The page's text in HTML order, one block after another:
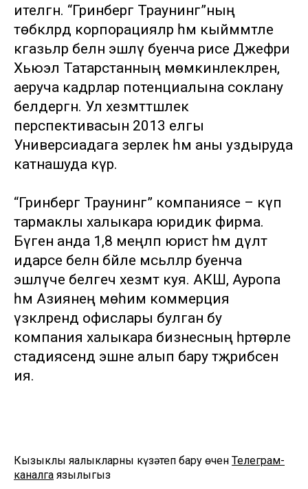
ителгән. “Гринберг Траунинг”ның
төбәкләрдә корпорацияләр һәм кыйммәтле
кәгазьләр белән эшләү буенча рәисе Джефри
Хьюэл Татарстанның мөмкинлекләренә,
аеруча кадрлар потенциалына соклану
белдергән. Ул хезмәттәшлек
перспективасын 2013 елгы
Универсиадага әзерлек һәм аны уздыруда
катнашуда күрә.
“Гринберг Траунинг” компаниясе – күп
тармаклы халыкара юридик фирма.
Бүген анда 1,8 меңләп юрист һәм дәүләт
идарәсе белән бәйле мәсьәләләр буенча
эшләүче белгеч хезмәт куя. АКШ, Ауропа
һәм Азиянең мөһим коммерция
үзәкләрендә офислары булган бу
компания халыкара бизнесның һәртөрле
стадиясендә эшне алып бару тәҗрибәсенә
ия.
Кызыклы яңалыкларны күзәтеп бару өчен Телеграм-
каналга язылыгыз